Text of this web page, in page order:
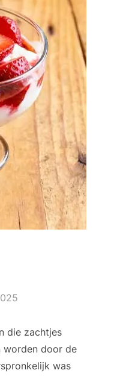
die zachtjes
worden door de
was